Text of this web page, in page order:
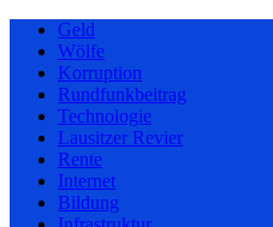
Geld
Wölfe
Korruption
Rundfunkbeitrag
Technologie
Lausitzer Revier
Rente
Internet
Bildung